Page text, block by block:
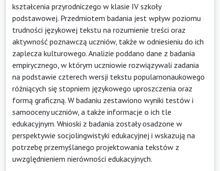
kształcenia przyrodniczego w klasie IV szkoły
podstawowej. Przedmiotem badania jest wpływ poziomu
trudności językowej tekstu na rozumienie treści oraz
aktywność poznawczą uczniów, także w odniesieniu do ich
zaplecza kulturowego. Analizie poddano dane z badania
empirycznego, w którym uczniowie rozwiązywali zadania
na podstawie czterech wersji tekstu popularnonaukowego
różniących się stopniem językowego uproszczenia oraz
formą graficzną. W badaniu zestawiono wyniki testów i
samooceny uczniów, a także informacje o ich tle
edukacyjnym. Wnioski z badania zostały osadzone w
perspektywie socjolingwistyki edukacyjnej i wskazują na
potrzebę przemyślanego projektowania tekstów z
uwzględnieniem nierówności edukacyjnych.